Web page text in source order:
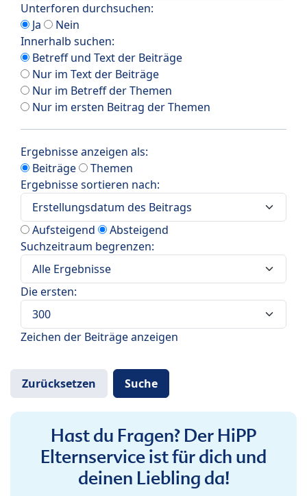
Unterforen durchsuchen:
Ja
Nein
Innerhalb suchen:
Betreff und Text der Beiträge
Nur im Text der Beiträge
Nur im Betreff der Themen
Nur im ersten Beitrag der Themen
Ergebnisse anzeigen als:
Beiträge
Themen
Ergebnisse sortieren nach:
Aufsteigend
Absteigend
Suchzeitraum begrenzen:
Die ersten:
Zeichen der Beiträge anzeigen
Hast du Fragen? Der HiPP
Elternservice ist für dich und
deinen Liebling da!